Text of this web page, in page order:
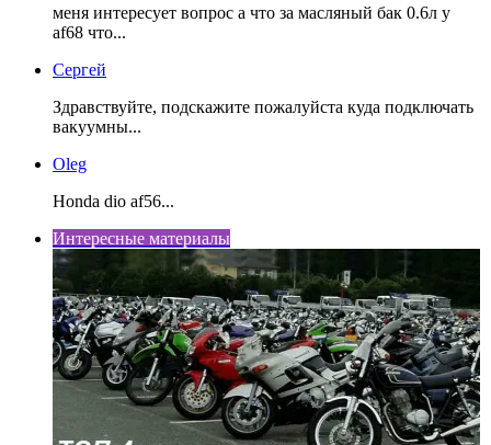
меня интересует вопрос а что за масляный бак 0.6л у
af68 что...
Сергей
Здравствуйте, подскажите пожалуйста куда подключать
вакуумны...
Oleg
Honda dio af56...
Интересные материалы